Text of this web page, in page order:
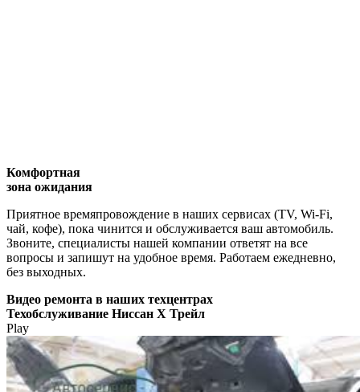
Комфортная
зона ожидания
Приятное времяпровождение в наших сервисах (TV, Wi-Fi,
чай, кофе), пока чинится и обслуживается ваш автомобиль.
Звоните, специалисты нашей компании ответят на все
вопросы и запишут на удобное время. Работаем ежедневно,
без выходных.
Видео ремонта в наших техцентрах
Техобслуживание Ниссан Х Трейл
Play